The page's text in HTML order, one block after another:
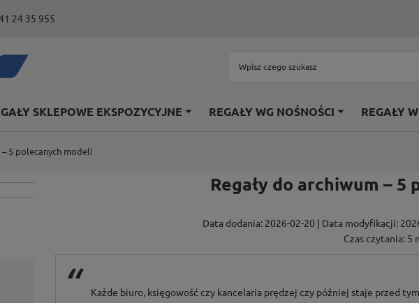
24 35 955
SKLEPOWE EKSPOZYCYJNE REGAŁY WG NOŚNOŚCI REGAŁY
– 5 polecanych modeli
Regały do archiwum –
Data dodania: 2026-02-20 | Data modyfikacji:
Czas czytania: 5
Każde biuro, księgowość czy kancelaria prędzej czy później staje przed